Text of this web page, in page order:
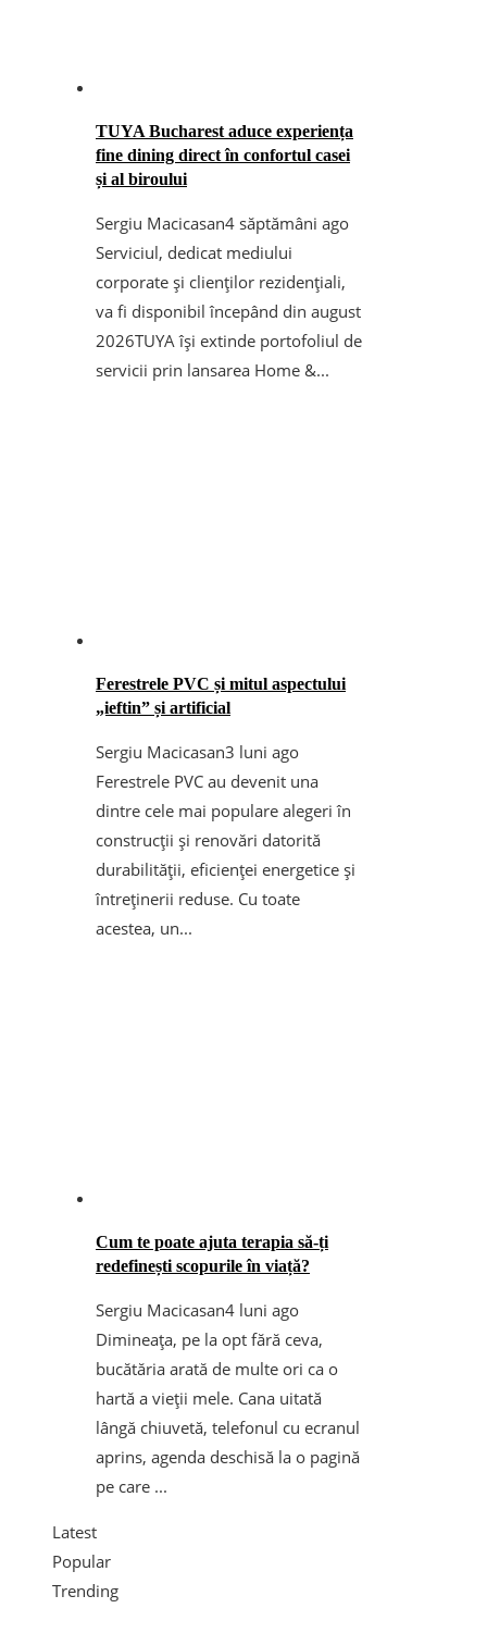
TUYA Bucharest aduce experiența
fine dining direct în confortul casei
și al biroului
Sergiu Macicasan4 săptămâni ago
Serviciul, dedicat mediului
corporate și clienților rezidențiali,
va fi disponibil începând din august
2026TUYA își extinde portofoliul de
servicii prin lansarea Home &...
Ferestrele PVC și mitul aspectului
„ieftin” și artificial
Sergiu Macicasan3 luni ago
Ferestrele PVC au devenit una
dintre cele mai populare alegeri în
construcții și renovări datorită
durabilității, eficienței energetice și
întreținerii reduse. Cu toate
acestea, un...
Cum te poate ajuta terapia să-ți
redefinești scopurile în viață?
Sergiu Macicasan4 luni ago
Dimineața, pe la opt fără ceva,
bucătăria arată de multe ori ca o
hartă a vieții mele. Cana uitată
lângă chiuvetă, telefonul cu ecranul
aprins, agenda deschisă la o pagină
pe care ...
Latest
Popular
Trending